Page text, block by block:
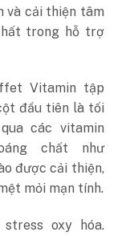
và cải thiện tâm
trong hỗ trợ
Vitamin tập
đầu tiên là tối
các vitamin
chất như
được cải thiện,
mỏi mạn tính.
oxy hóa.